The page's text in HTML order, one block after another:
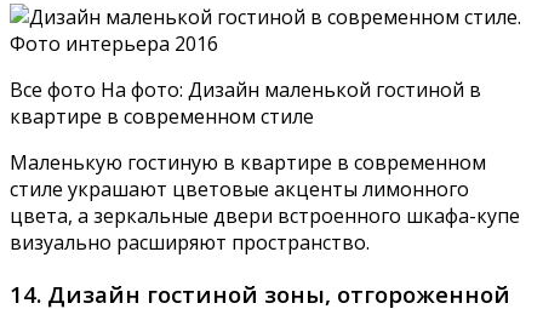
Все фото На фото: Дизайн маленькой гостиной в
квартире в современном стиле
Маленькую гостиную в квартире в современном
стиле украшают цветовые акценты лимонного
цвета, а зеркальные двери встроенного шкафа-купе
визуально расширяют пространство.
14. Дизайн гостиной зоны, отгороженной